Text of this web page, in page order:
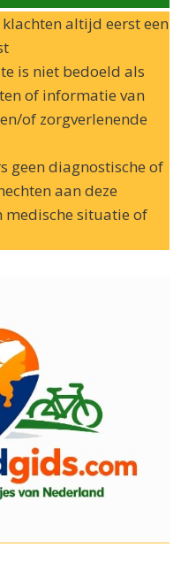
altijd eerst een
is niet bedoeld als
of informatie van
of zorgverlenende
geen diagnostische of
aan deze
medische situatie of